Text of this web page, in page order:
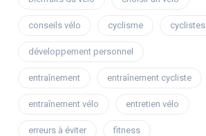
conseils vélo cyclisme cyclistes
développement personnel
entraînement entraînement cycliste
entraînement vélo entretien vélo
erreurs à éviter fitness